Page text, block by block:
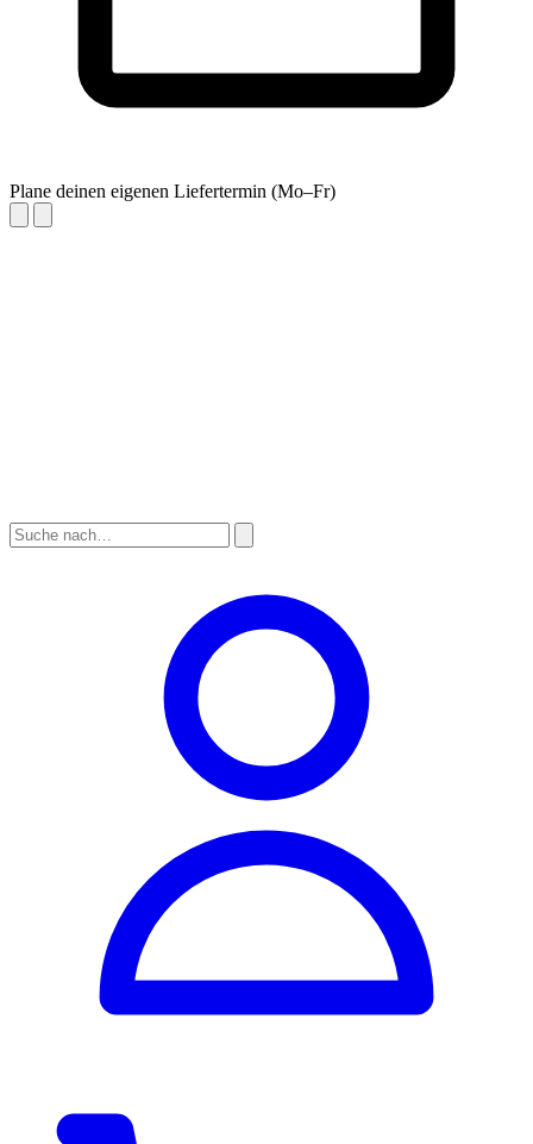
Plane deinen eigenen Liefertermin (Mo–Fr)